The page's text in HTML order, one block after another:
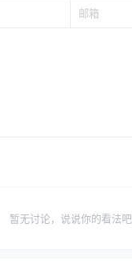
暂无讨论，说说你的看法吧